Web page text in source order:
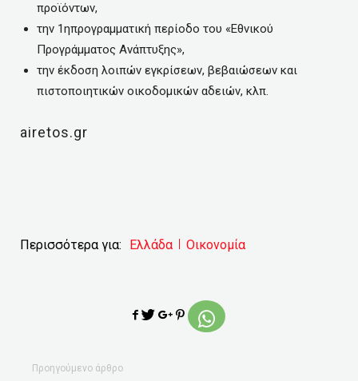
προϊόντων,
την 1ηπρογραμματική περίοδο του «Εθνικού
Προγράμματος Ανάπτυξης»,
την έκδοση λοιπών εγκρίσεων, βεβαιώσεων και
πιστοποιητικών οικοδομικών αδειών, κλπ.
airetos.gr
Περισσότερα για: Ελλάδα Οικονομία
Προηγούμενο άρθρο